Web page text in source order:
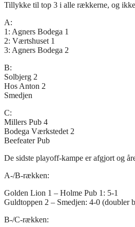
Tillykke til top 3 i alle rækkerne, og
A:
1: Agners Bodega 1
2: Værtshuset 1
3: Agners Bodega 2
B:
Solbjerg 2
Hos Anton 2
Smedjen
C:
Millers Pub 4
Bodega Værkstedet 2
Beefeater Pub
De sidste playoff-kampe er afgjort og
A-/B-rækken:
Golden Lion 1 – Holme Pub 1: 5-1
Guldtoppen 2 – Smedjen: 4-0 (doubler
B-/C-rækken: